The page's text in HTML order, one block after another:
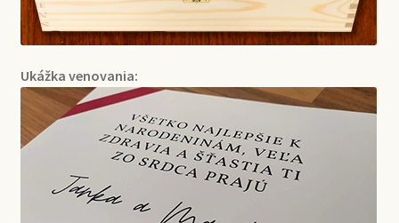
Ukážka venovania: